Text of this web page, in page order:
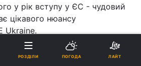
у рік вступу у ЄС - чудовий
цікавого нюансу
Ukraine.
опинилася у тривожному
РОЗДІЛИ ПОГОДА ЛАЙТ